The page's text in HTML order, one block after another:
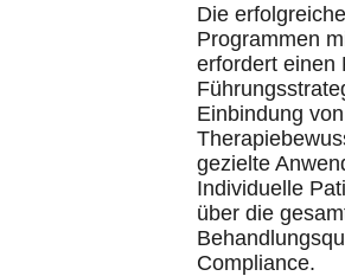
Die
Programmen
erfordert einen
Einbindung
gezielte
Individuelle
über die
Compliance.